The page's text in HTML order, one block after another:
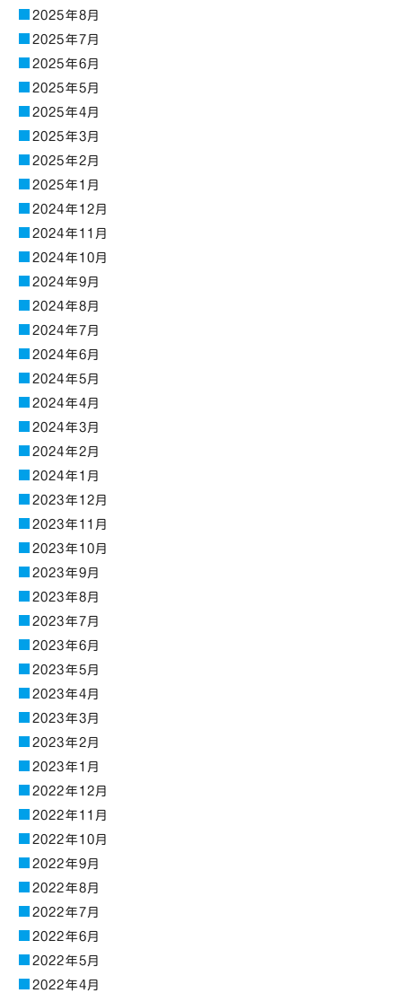
2025年8月
2025年7月
2025年6月
2025年5月
2025年4月
2025年3月
2025年2月
2025年1月
2024年12月
2024年11月
2024年10月
2024年9月
2024年8月
2024年7月
2024年6月
2024年5月
2024年4月
2024年3月
2024年2月
2024年1月
2023年12月
2023年11月
2023年10月
2023年9月
2023年8月
2023年7月
2023年6月
2023年5月
2023年4月
2023年3月
2023年2月
2023年1月
2022年12月
2022年11月
2022年10月
2022年9月
2022年8月
2022年7月
2022年6月
2022年5月
2022年4月